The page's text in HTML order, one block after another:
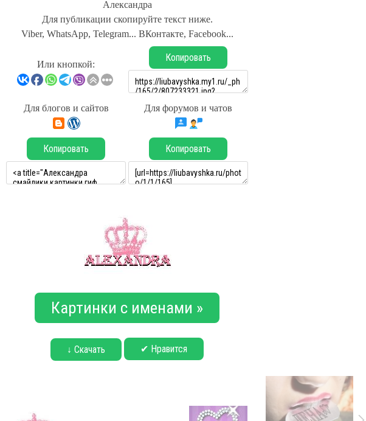
Александра
Для публикации скопируйте текст ниже.
Viber, WhatsApp, Telegram... ВКонтакте, Facebook...
Или кнопкой:
Копировать
Для блогов и сайтов Для форумов и чатов
Копировать Копировать
Картинки с именами »
↓ Скачать ✔ Нравится